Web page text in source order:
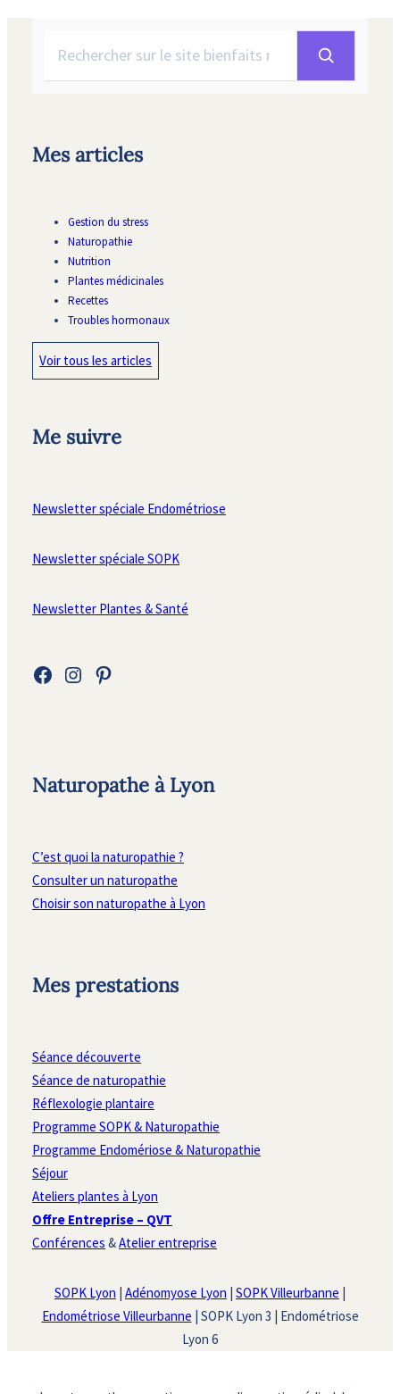
Mes articles
Gestion du stress
Naturopathie
Nutrition
Plantes médicinales
Recettes
Troubles hormonaux
Voir tous les articles
Me suivre
Newsletter spéciale Endométriose
Newsletter spéciale SOPK
Newsletter Plantes & Santé
Facebook Instagram Pinterest
Naturopathe à Lyon
C’est quoi la naturopathie ?
Consulter un naturopathe
Choisir son naturopathe à Lyon
Mes prestations
Séance découverte
Séance de naturopathie
Réflexologie plantaire
Programme SOPK & Naturopathie
Programme Endomériose & Naturopathie
Séjour
Ateliers plantes à Lyon
Offre Entreprise – QVT
Conférences &Atelier entreprise
SOPK Lyon | Adénomyose Lyon | SOPK Villeurbanne |
Endométriose Villeurbanne | SOPK Lyon 3 | Endométriose
Lyon 6